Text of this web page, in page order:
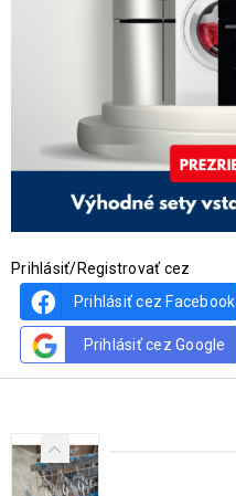
Prihlásiť/Registrovať cez
Prihlásiť cez Facebook
Prihlásiť cez Google